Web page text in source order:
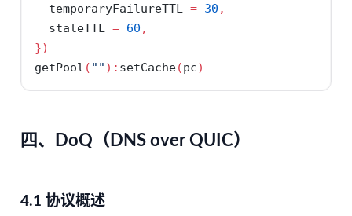
temporaryFailureTTL = 30 ,
staleTTL = 60 ,
})
getPool ( "" ): setCache(pc)
四、DoQ（DNS over QUIC）
4.1 协议概述